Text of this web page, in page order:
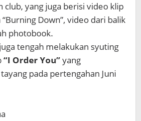
club, yang juga berisi video klip
Down”, video dari balik
photobook.
tengah melakukan syuting
“I Order You”yang
pada pertengahan Juni